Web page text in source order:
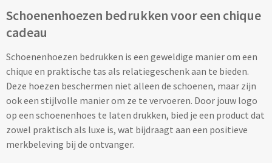
Overige bureau artikelen
Paraplu's & Poncho's
Paraplu's
Handmatige paraplu's bedrukken
Schoenenhoezen bedrukken voor een chique
cadeau
Schoenenhoezen bedrukken is een geweldige manier om een
chique en praktische tas als relatiegeschenk aan te bieden.
Deze hoezen beschermen niet alleen de schoenen, maar zijn
ook een stijlvolle manier om ze te vervoeren. Door jouw logo
op een schoenenhoes te laten drukken, bied je een product dat
zowel praktisch als luxe is, wat bijdraagt aan een positieve
merkbeleving bij de ontvanger.